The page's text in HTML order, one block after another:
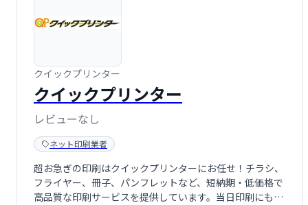
クイックプリンター
クイックプリンター
レビューなし
ネット印刷業者
超お急ぎの印刷はクイックプリンターにお任せ！チラシ、
フライヤー、冊子、パンフレットなど、短納期・低価格で
高品質な印刷サービスを提供しています。当日印刷にも対